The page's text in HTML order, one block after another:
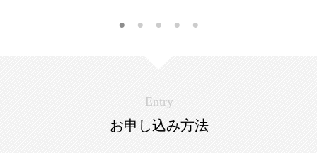
Entry
お申し込み方法